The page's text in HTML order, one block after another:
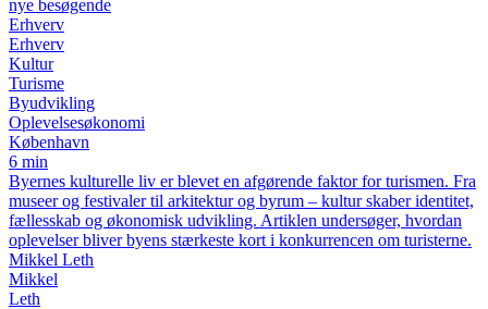
nye besøgende
Erhverv
Erhverv
Kultur
Turisme
Byudvikling
Oplevelsesøkonomi
København
6 min
Byernes kulturelle liv er blevet en afgørende faktor for turismen. Fra
museer og festivaler til arkitektur og byrum – kultur skaber identitet,
fællesskab og økonomisk udvikling. Artiklen undersøger, hvordan
oplevelser bliver byens stærkeste kort i konkurrencen om turisterne.
Mikkel Leth
Mikkel
Leth